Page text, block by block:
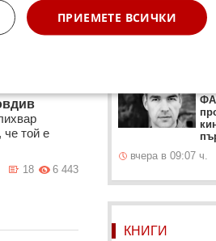
4 384
23
той е
6 443
18
вчера в 09:07 ч.
КНИГИ
ПРИЕМЕТЕ ВСИЧКИ